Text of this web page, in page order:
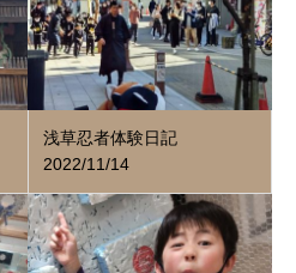
浅草忍者体験日記
2022/11/14